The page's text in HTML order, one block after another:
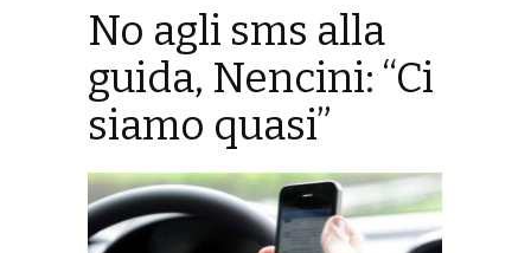
No agli sms alla
guida, Nencini: “Ci
siamo quasi”